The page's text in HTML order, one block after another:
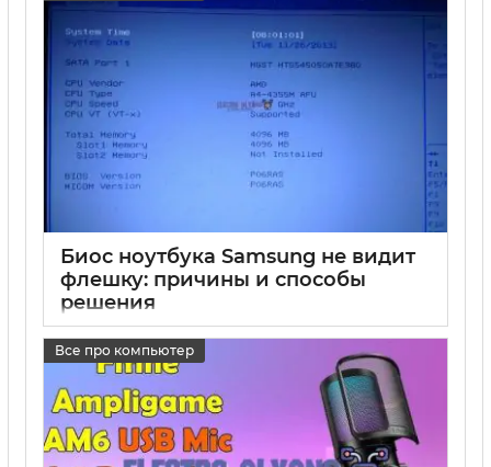
Биос ноутбука Samsung не видит
флешку: причины и способы
решения
17 05 2025 0
Все про компьютер